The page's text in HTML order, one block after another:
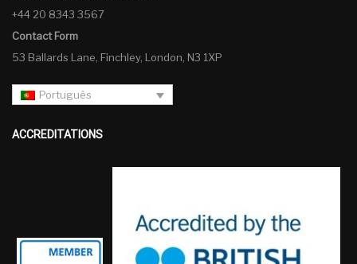
+44 20 8343 3567
Contact Form
53 Ballards Lane, Finchley, London, N3 1XP
Português
ACCREDITATIONS